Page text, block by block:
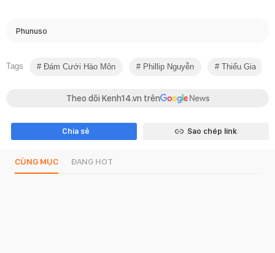
Phunuso
Tags Đám Cưới Hào Môn Phillip Nguyễn Thiếu Gia
Theo dõi Kenh14.vn trên
Chia sẻ Sao chép link
CÙNG MỤC ĐANG HOT